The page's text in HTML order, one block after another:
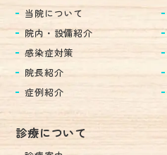
当院について
院内・設備紹介
感染症対策
院長紹介
症例紹介
診療について